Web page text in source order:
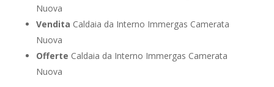
Nuova
Vendita Caldaia da Interno Immergas Camerata
Nuova
Offerte Caldaia da Interno Immergas Camerata
Nuova